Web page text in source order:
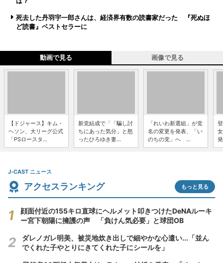
死去した丹羽宇一郎さんは、経済界有数の読書家だった 『死ぬほ
ど読書』ベストセラーに
動画で見る 画像で見る
【ドジャース】キム・
ヘソン、大リーグ公式
「PSロースタ...
新党結成で「「騙し討
ちにあった気分」と怒
ったひろゆき妻...
「れいわ新選組」が党
名の変更を発表、「い
のちの党」へ ...
J-CAST ニュース
アクセスランキング もっと見る
顔面付近の155キロ直球にヘルメット叩きつけたDeNAルーキ
ー宮下朝陽に擁護の声 「負けん気必要」と球団OB
ダレノガレ明美、被災地炊き出しで細やかな心遣い...「並ん
でくれた子やとりにきてくれた子にシールを」